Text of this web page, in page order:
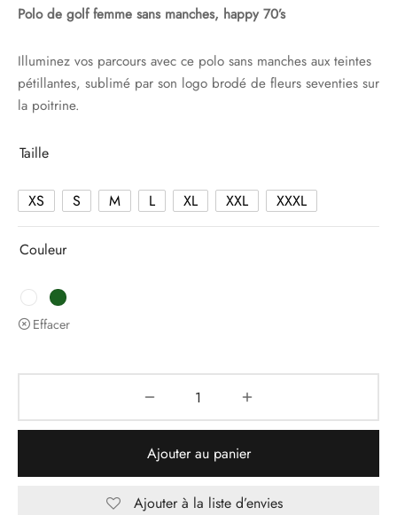
était :
est :
Polo de golf femme sans manches, happy 70’s
Illuminez vos parcours avec ce polo sans manches aux teintes
pétillantes, sublimé par son logo brodé de fleurs seventies sur
la poitrine.
Taille
XS S M L XL XXL XXXL
Couleur
Effacer
Ajouter au panier
Ajouter à la liste d’envies